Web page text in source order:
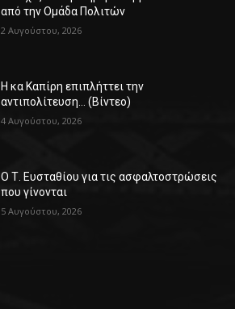
από την Ομάδα Πολιτών
2 Αυγούστου, 2026
Η κα Καπίρη επιπλήττει την
αντιπολίτευση… (Βίντεο)
4 Αυγούστου, 2026
Ο Τ. Ευσταθίου για τις ασφαλτοστρώσεις
που γίνονται
5 Αυγούστου, 2026